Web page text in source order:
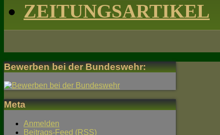
ZEITUNGSARTIKEL
Bewerben bei der Bundeswehr:
Meta
Anmelden
Beitrags-Feed (RSS)